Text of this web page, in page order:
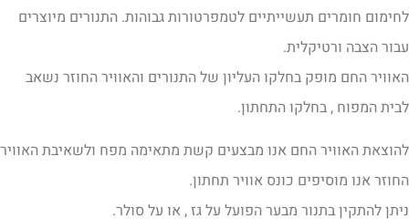
חומרים תעשייתיים לטמפרטורות גבוהות. התנורים מיוצרים
הצבה ורטיקלית.
החם מופק בחלקו העליון של התנורים והאוויר החוזר נשאב
המפוח , בחלקו התחתון.
האוויר החם אנו מבצעים קשת מתאימה מפח ולשאיבת האוויר
אנו מוסיפים כונס אוויר תחתון.
להתקין בתנור מבער הפועל על גז , או על סולר.